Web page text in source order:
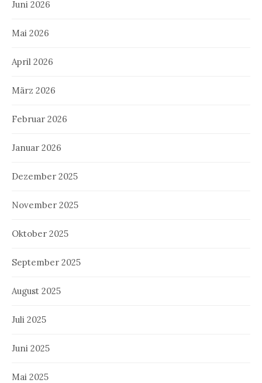
Juni 2026
Mai 2026
April 2026
März 2026
Februar 2026
Januar 2026
Dezember 2025
November 2025
Oktober 2025
September 2025
August 2025
Juli 2025
Juni 2025
Mai 2025